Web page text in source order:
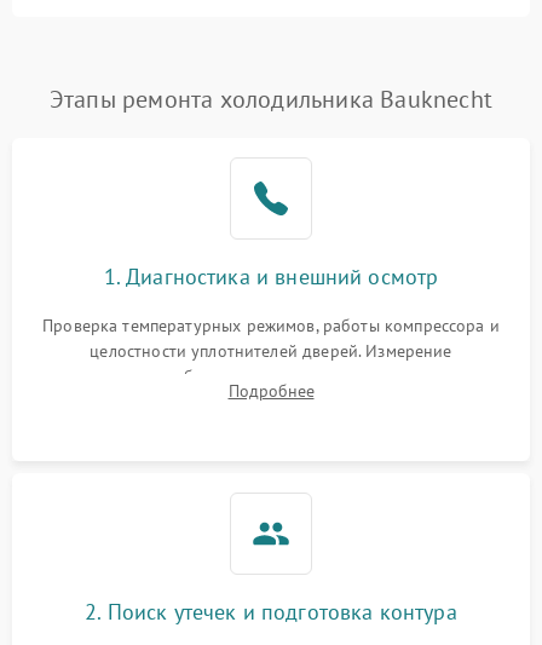
Поломка системы No Frost 2600 ₽ Подробнее →
работе
2000 ₽ Подробнее →
1000 ₽
1800 ₽
Этапы ремонта холодильника Bauknecht
1. Диагностика и внешний осмотр
Проверка температурных режимов, работы компрессора и
целостности уплотнителей дверей. Измерение
сопротивления обмоток мотора, проверка термостата и
считывание кодов ошибок с электронного дисплея.
Подробнее
2. Поиск утечек и подготовка контура